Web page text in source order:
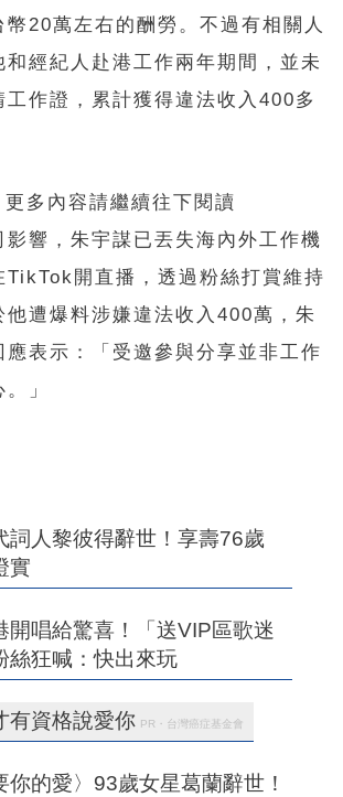
20萬左右的酬勞。不過有相關人
和經紀人赴港工作兩年期間，並未
工作證，累計獲得違法收入400多
更多內容請繼續往下閱讀
影響，朱宇謀已丟失海內外工作機
TikTok開直播，透過粉絲打賞維持
他遭爆料涉嫌違法收入400萬，朱
應表示：「受邀參與分享並非工作
」
詞人黎彼得辭世！享壽76歲
實
開唱給驚喜！「送VIP區歌迷
狂喊：快出來玩
有資格說愛你 PR・台灣癌症基金會
你的愛〉93歲女星葛蘭辭世！